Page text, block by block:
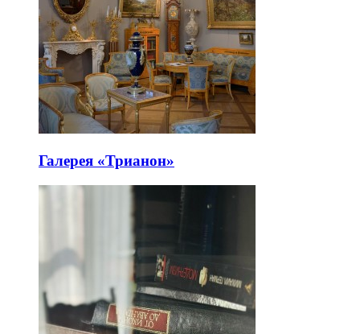
Галерея «Трианон»